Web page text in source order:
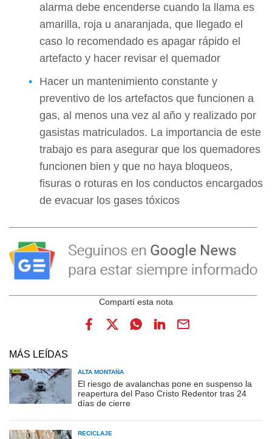
alarma debe encenderse cuando la llama es
amarilla, roja u anaranjada, que llegado el
caso lo recomendado es apagar rápido el
artefacto y hacer revisar el quemador
Hacer un mantenimiento constante y
preventivo de los artefactos que funcionen a
gas, al menos una vez al año y realizado por
gasistas matriculados. La importancia de este
trabajo es para asegurar que los quemadores
funcionen bien y que no haya bloqueos,
fisuras o roturas en los conductos encargados
de evacuar los gases tóxicos
MÁS LEÍDAS
ALTA MONTAÑA
El riesgo de avalanchas pone en suspenso la
reapertura del Paso Cristo Redentor tras 24
días de cierre
RECICLAJE